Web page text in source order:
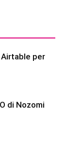
per
di Nozomi